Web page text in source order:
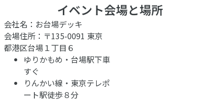
イベント会場と場所
会社名：お台場デッキ
会場住所：〒135-0091 東京
都港区台場１丁目６
ゆりかもめ・台場駅下車
すぐ
りんかい線・東京テレポ
ート駅徒歩８分